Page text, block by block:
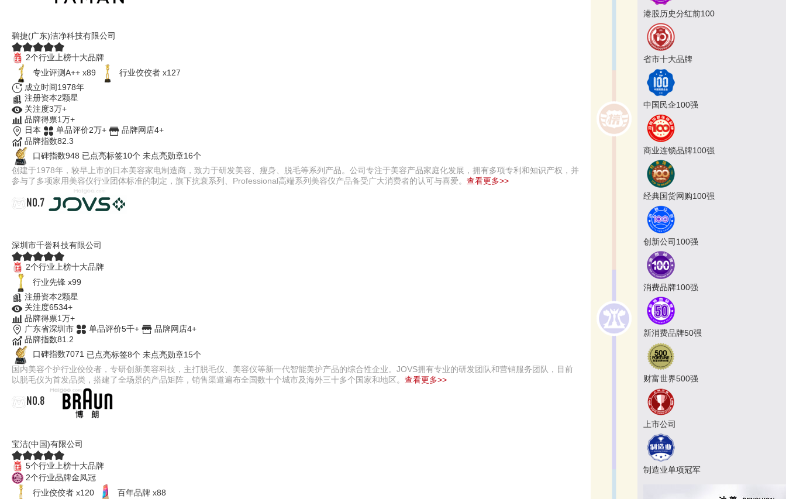
碧捷(广东)洁净科技有限公司
2个行业上榜十大品牌
专业​评测A++ x89
行业佼佼者 x127
成立时间1978年
注册资本2颗星
关注度3万+
品牌得票1万+
日本
单品评价2万+
品牌网店4+
品牌指数82.3
口碑指数948 已点亮标签10个 未点亮勋章16个
创建于1978年，较早上市的日本美容家电制造商，致力于研发美容、瘦身、脱毛等系列产品。公司专注于美容产品家庭化发展，拥有多项专利和知识产权，并
参与了多项家用美容仪行业团体标准的制定，旗下抗衰系列、Professional高端系列美容仪产品备受广大消费者的认可与喜爱。 查看更多>>
NO.7
深圳市千誉科技有限公司
2个行业上榜十大品牌
行业先锋 x99
注册资本2颗星
关注度6534+
品牌得票1万+
广东省深圳市
单品评价5千+
品牌网店4+
品牌指数81.2
口碑指数7071 已点亮标签8个 未点亮勋章15个
国内美容个护行业佼佼者，专研创新美容科技，主打脱⽑仪、美容仪等新⼀代智能美护产品的综合性企业。JOVS拥有专业的研发团队和营销服务团队，目前
以脱毛仪为首发品类，搭建了全场景的产品矩阵，销售渠道遍布全国数十个城市及海外三十多个国家和地区。 查看更多>>
NO.8
宝洁(中国)有限公司
5个行业上榜十大品牌
2个行业品牌金凤冠
行业佼佼者 x120
百年品牌 x88
港股历史分红前100
省市十大品牌
中国民企100强
商业连锁品牌100强
经典国货网购100强
创新公司100强
消费品牌100强
新消费品牌50强
财富世界500强
上市公司
制造业单项冠军